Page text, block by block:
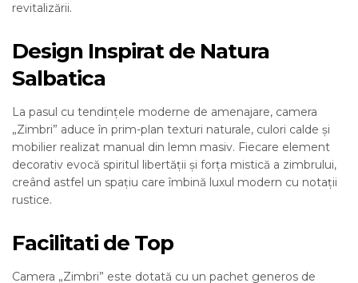
revitalizării.
Design Inspirat de Natura
Salbatica
La pasul cu tendințele moderne de amenajare, camera
„Zimbri” aduce în prim-plan texturi naturale, culori calde și
mobilier realizat manual din lemn masiv. Fiecare element
decorativ evocă spiritul libertății și forța mistică a zimbrului,
creând astfel un spațiu care îmbină luxul modern cu notații
rustice.
Facilitati de Top
Camera „Zimbri” este dotată cu un pachet generos de